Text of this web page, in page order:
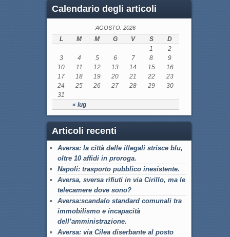
Calendario degli articoli
AGOSTO: 2026
L M M G V S D
« lug
1
2
3
4 5 6 7 8
9
10
11 12 13 14 15
16
17
18 19 20 21 22
23
24
25 26 27 28 29
30
31
Articoli recenti
Aversa: la città delle illegali strisce blu,
oltre 10 affidi in proroga.
Napoli: trasporto pubblico inesistente.
Aversa, sversa rifiuti in via Cirillo, ma le
telecamere dove sono?
Aversa:scandalo standard comunali tra
immobilismo e incapacità
dell’amministrazione.
Aversa: via Cilea diserbante al posto